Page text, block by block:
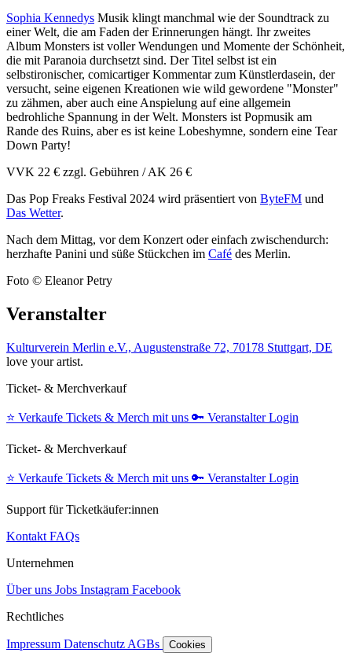
Sophia Kennedys ​Musik ​klingt ​manchmal ​wie ​der ​Soundtrack ​zu ​
einer ​Welt, ​die ​am ​Faden ​der ​Erinnerungen ​hängt. ​​​Ihr ​zweites ​
Album ​Monsters ist ​voller ​Wendungen ​und ​Momente ​der ​Schönheit,
​die ​mit ​Paranoia ​durchsetzt ​sind. ​Der ​Titel ​selbst ​ist ​ein ​
selbstironischer, ​comicartiger ​Kommentar ​zum ​Künstlerdasein, ​der ​
versucht, ​seine ​eigenen ​Kreationen ​wie ​wild ​gewordene ​"Monster" ​
zu ​zähmen, ​aber ​auch ​eine ​Anspielung ​auf ​eine ​allgemein ​
bedrohliche ​Spannung ​in ​der ​Welt. ​Monsters ​ist ​Popmusik ​am ​
Rande ​des ​Ruins, ​aber ​es ​ist ​keine ​Lobeshymne, ​sondern ​eine ​Tear ​
Down ​Party!
VVK 22 € zzgl. Gebühren / AK 26 €
Das Pop Freaks Festival 2024 wird präsentiert von ByteFM und
Das Wetter.
Nach dem Mittag, vor dem Konzert oder einfach zwischendurch:
herzhafte Panini und süße Stückchen im Café des Merlin.
Foto © Eleanor Petry
Veranstalter
Kulturverein Merlin e.V., Augustenstraße 72, 70178 Stuttgart, DE
love your artist.
Ticket- & Merchverkauf
⭐️ Verkaufe Tickets & Merch mit uns 🔑 Veranstalter Login
Ticket- & Merchverkauf
⭐️ Verkaufe Tickets & Merch mit uns 🔑 Veranstalter Login
Support für Ticketkäufer:innen
Kontakt FAQs
Unternehmen
Über uns Jobs Instagram Facebook
Rechtliches
Impressum Datenschutz AGBs Cookies